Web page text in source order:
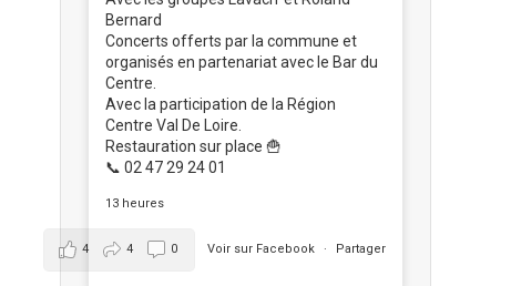
Bernard
Concerts offerts par la commune et
organisés en partenariat avec le Bar du
Centre.
Avec la participation de la Région
Centre Val De Loire.
Restauration sur place 🍟
📞 02 47 29 24 01
13 heures
Voir sur Facebook · Partager
4 4 0